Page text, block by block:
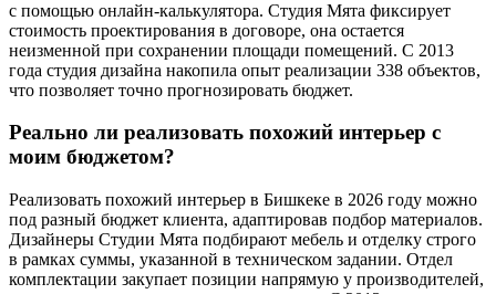
с помощью онлайн-калькулятора. Студия Мята фиксирует
стоимость проектирования в договоре, она остается
неизменной при сохранении площади помещений. С 2013
года студия дизайна накопила опыт реализации 338 объектов,
что позволяет точно прогнозировать бюджет.
Реально ли реализовать похожий интерьер с
моим бюджетом?
Реализовать похожий интерьер в Бишкеке в 2026 году можно
под разный бюджет клиента, адаптировав подбор материалов.
Дизайнеры Студии Мята подбирают мебель и отделку строго
в рамках суммы, указанной в техническом задании. Отдел
комплектации закупает позиции напрямую у производителей,